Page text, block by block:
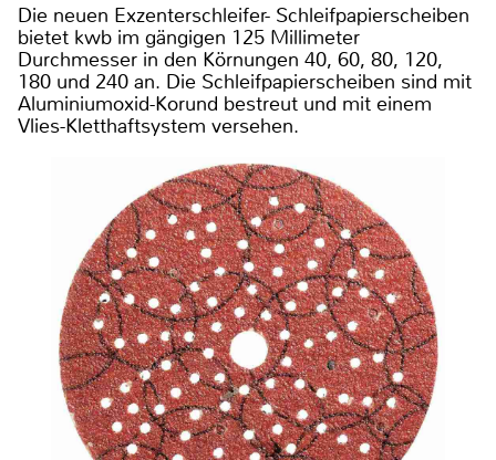
Die neuen Exzenterschleifer- Schleifpapierscheiben
bietet kwb im gängigen 125 Millimeter
Durchmesser in den Körnungen 40, 60, 80, 120,
180 und 240 an. Die Schleifpapierscheiben sind mit
Aluminiumoxid-Korund bestreut und mit einem
Vlies-Kletthaftsystem versehen.